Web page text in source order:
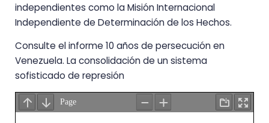
independientes como la Misión Internacional
Independiente de Determinación de los Hechos.
Consulte el informe 10 años de persecución en
Venezuela. La consolidación de un sistema
sofisticado de represión